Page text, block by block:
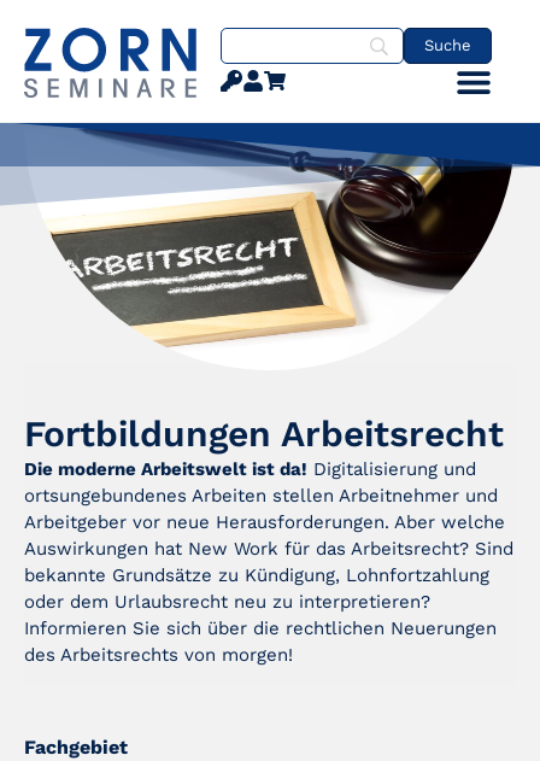
Fortbildungen Arbeitsrecht
Die moderne Arbeitswelt ist da! Digitalisierung und
ortsungebundenes Arbeiten stellen Arbeitnehmer und
Arbeitgeber vor neue Herausforderungen. Aber welche
Auswirkungen hat New Work für das Arbeitsrecht? Sind
bekannte Grundsätze zu Kündigung, Lohnfortzahlung
oder dem Urlaubsrecht neu zu interpretieren?
Informieren Sie sich über die rechtlichen Neuerungen
des Arbeitsrechts von morgen!
Fachgebiet